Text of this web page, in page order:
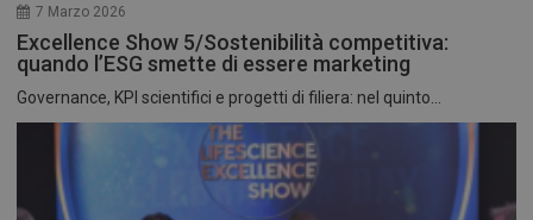
7 Marzo 2026
Excellence Show 5/Sostenibilità competitiva:
quando l’ESG smette di essere marketing
Governance, KPI scientifici e progetti di filiera: nel quinto...